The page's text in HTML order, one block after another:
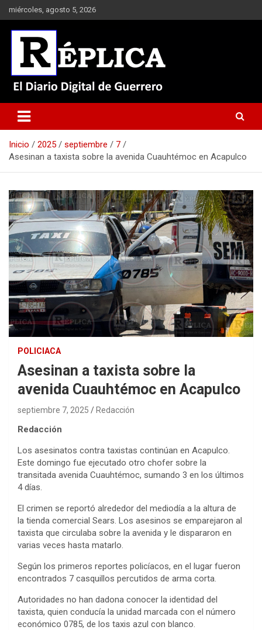
Saltar
al
contenido
miércoles, agosto 5, 2026
Réplica
Inicio 2025 septiembre
7
Asesinan a taxista sobre la avenida Cuauhtémoc en Acapulco
POLICIACA
Asesinan a taxista sobre la
avenida Cuauhtémoc en Acapulco
septiembre 7, 2025 Redacción
Redacción
Los asesinatos contra taxistas continúan en Acapulco.
Este domingo fue ejecutado otro chofer sobre la
transitada avenida Cuauhtémoc, sumando 3 en los últimos
4 días.
El crimen se reportó alrededor del mediodía a la altura de
la tienda comercial Sears. Los asesinos se emparejaron al
taxista que circulaba sobre la avenida y le dispararon en
varias veces hasta matarlo.
Según los primeros reportes policíacos, en el lugar fueron
encontrados 7 casquillos percutidos de arma corta.
Autoridades no han dadona conocer la identidad del
taxista, quien conducía la unidad marcada con el número
económico 0785, de los taxis azul con blanco.